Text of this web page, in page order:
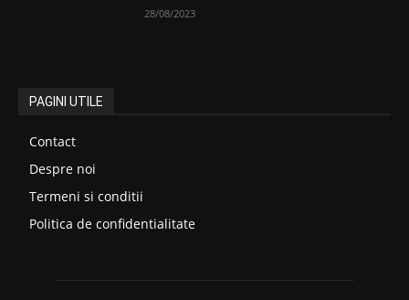
28/08/2023
PAGINI UTILE
Contact
Despre noi
Termeni si conditii
Politica de confidentialitate